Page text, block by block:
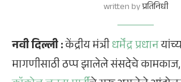
written byप्रतिनिधी
नवी दिल्ली :केंद्रीय मंत्रीधर्मेंद्र प्रधान
मागणीसाठी ठप्प झालेले संसदेचे